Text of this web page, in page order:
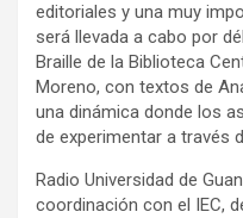
editoriales y una muy
será llevada a cabo por
Braille de la Biblioteca
Moreno, con textos de
una dinámica donde los
de experimentar a través
Radio Universidad de
coordinación con el IEC,